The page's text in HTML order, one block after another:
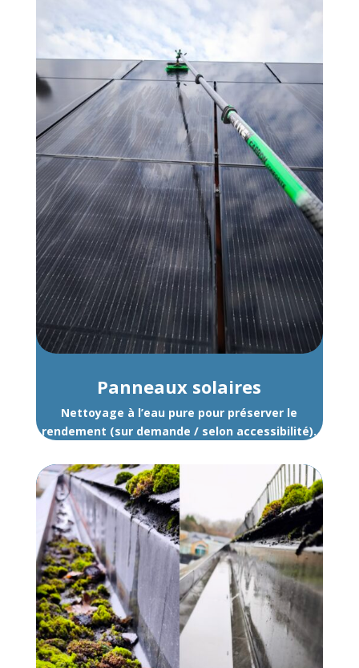
Panneaux solaires
Nettoyage à l’eau pure pour préserver le
rendement (sur demande / selon accessibilité).